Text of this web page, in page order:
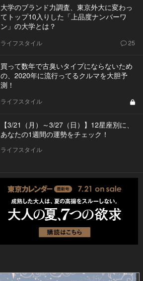
大学のブランド力調査、東京外大に変わっ
てトップ10入りした「上品度ナンバーワ
ン」の大学とは？
ライフスタイル 25
買って数年で古臭いタイプにならないため
の、2020年に流行ってるクルマを大胆予
測！
ライフスタイル
【3/21（月）～3/27（日）】12星座別に、
あなたの1週間の運勢をチェック！
ライフスタイル